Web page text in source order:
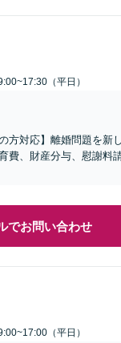
（平日）
方対応】離婚問題を新
費、財産分与、慰謝料
でお問い合わせ
（平日）